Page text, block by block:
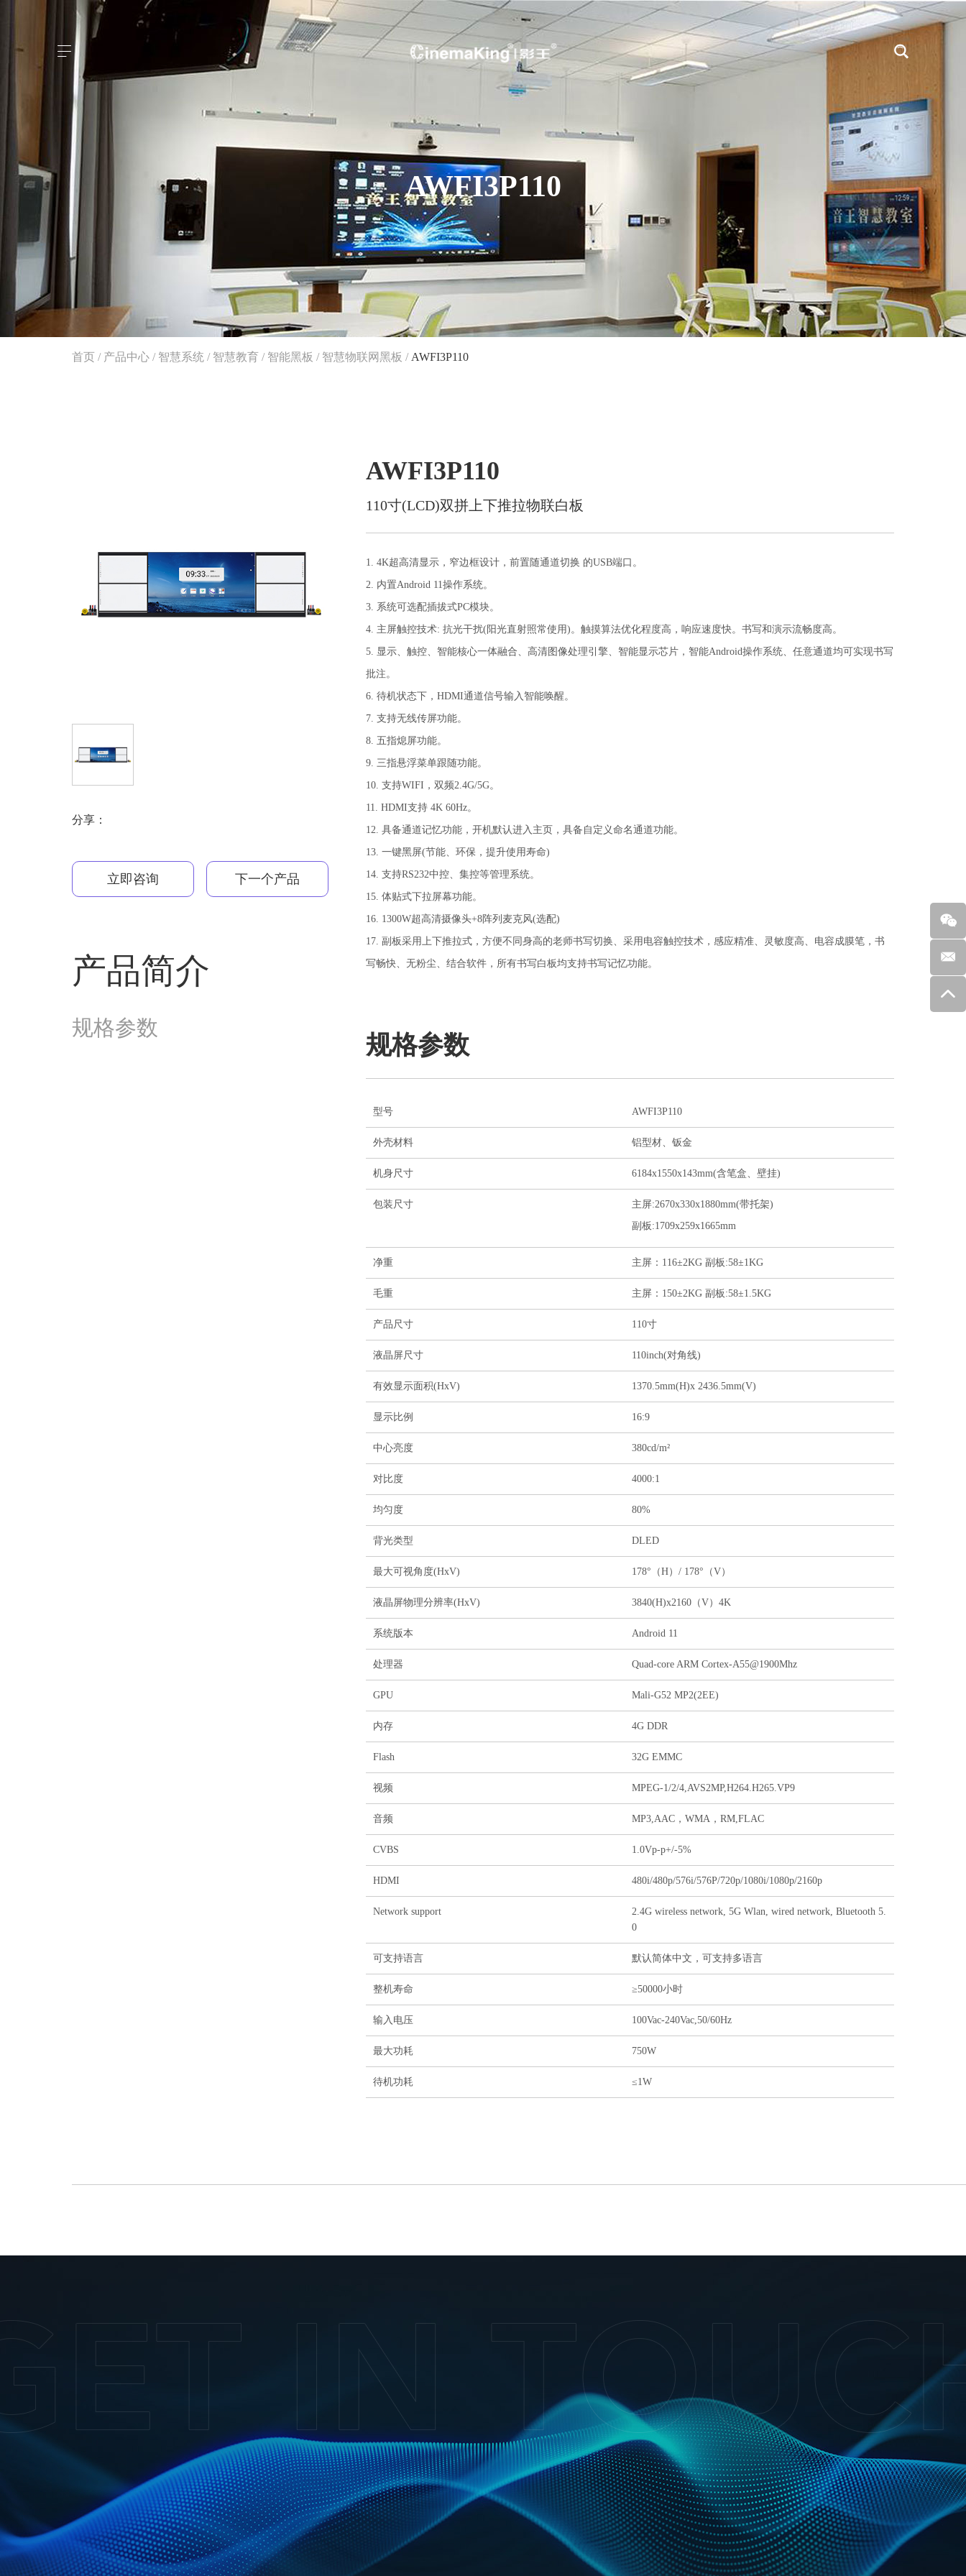
AWFI3P110
首页 / 产品中心 / 智慧系统 / 智慧教育 / 智能黑板 / 智慧物联网黑板 / AWFI3P110
分享：
立即咨询 下一个产品
产品简介
规格参数
AWFI3P110
110寸(LCD)双拼上下推拉物联白板
1. 4K超高清显示，窄边框设计，前置随通道切换 的USB端口。
2. 内置Android 11操作系统。
3. 系统可选配插拔式PC模块。
4. 主屏触控技术: 抗光干扰(阳光直射照常使用)。触摸算法优化程度高，响应速度快。书写和演示流畅度高。
5. 显示、触控、智能核心一体融合、高清图像处理引擎、智能显示芯片，智能Android操作系统、任意通道均可实现书写
批注。
6. 待机状态下，HDMI通道信号输入智能唤醒。
7. 支持无线传屏功能。
8. 五指熄屏功能。
9. 三指悬浮菜单跟随功能。
10. 支持WIFI，双频2.4G/5G。
11. HDMI支持 4K 60Hz。
12. 具备通道记忆功能，开机默认进入主页，具备自定义命名通道功能。
13. 一键黑屏(节能、环保，提升使用寿命)
14. 支持RS232中控、集控等管理系统。
15. 体贴式下拉屏幕功能。
16. 1300W超高清摄像头+8阵列麦克风(选配)
17. 副板采用上下推拉式，方便不同身高的老师书写切换、采用电容触控技术，感应精准、灵敏度高、电容成膜笔，书
写畅快、无粉尘、结合软件，所有书写白板均支持书写记忆功能。
规格参数
型号 AWFI3P110
外壳材料 铝型材、钣金
机身尺寸 6184x1550x143mm(含笔盒、壁挂)
包装尺寸
主屏:2670x330x1880mm(带托架)
副板:1709x259x1665mm
净重 主屏：116±2KG 副板:58±1KG
毛重 主屏：150±2KG 副板:58±1.5KG
产品尺寸 110寸
液晶屏尺寸 110inch(对角线)
有效显示面积(HxV) 1370.5mm(H)x 2436.5mm(V)
显示比例 16:9
中心亮度 380cd/m²
对比度 4000:1
均匀度 80%
背光类型 DLED
最大可视角度(HxV) 178°（H）/ 178°（V）
液晶屏物理分辨率(HxV) 3840(H)x2160（V）4K
系统版本 Android 11
处理器 Quad-core ARM Cortex-A55@1900Mhz
GPU Mali-G52 MP2(2EE)
内存 4G DDR
Flash 32G EMMC
视频 MPEG-1/2/4,AVS2MP,H264.H265.VP9
音频 MP3,AAC，WMA，RM,FLAC
CVBS 1.0Vp-p+/-5%
HDMI 480i/480p/576i/576P/720p/1080i/1080p/2160p
Network support
2.4G wireless network, 5G Wlan, wired network, Bluetooth 5.
0
可支持语言 默认简体中文，可支持多语言
整机寿命 ≥50000小时
输入电压 100Vac-240Vac,50/60Hz
最大功耗 750W
待机功耗 ≤1W